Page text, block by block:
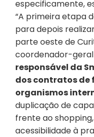
especificamente,
“A primeira etapa
para depois
parte oeste de
coordenador-geral
responsável da
dos contratos
organismos
duplicação de
frente ao
acessibilidade à